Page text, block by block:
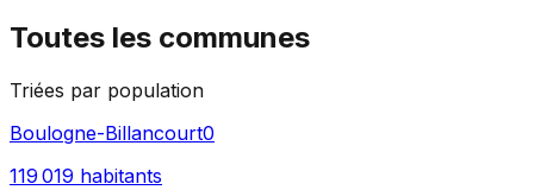
Toutes les communes
Triées par population
Boulogne-Billancourt0
119 019 habitants